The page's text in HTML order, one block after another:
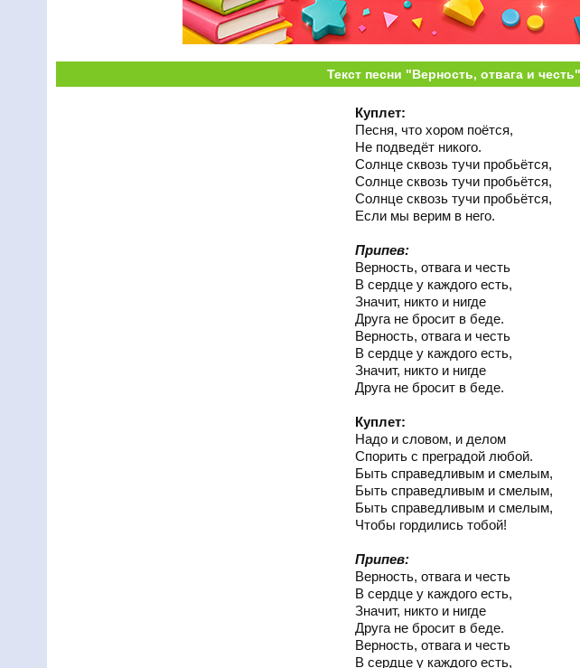
Текст песни "Верность, отвага и честь"
Куплет:
Песня, что хором поётся,
Не подведёт никого.
Солнце сквозь тучи пробьётся,
Солнце сквозь тучи пробьётся,
Солнце сквозь тучи пробьётся,
Если мы верим в него.
Припев:
Верность, отвага и честь
В сердце у каждого есть,
Значит, никто и нигде
Друга не бросит в беде.
Верность, отвага и честь
В сердце у каждого есть,
Значит, никто и нигде
Друга не бросит в беде.
Куплет:
Надо и словом, и делом
Спорить с преградой любой.
Быть справедливым и смелым,
Быть справедливым и смелым,
Быть справедливым и смелым,
Чтобы гордились тобой!
Припев:
Верность, отвага и честь
В сердце у каждого есть,
Значит, никто и нигде
Друга не бросит в беде.
Верность, отвага и честь
В сердце у каждого есть,